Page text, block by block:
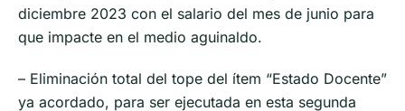
diciembre 2023 con el salario del mes de junio para
que impacte en el medio aguinaldo.
– Eliminación total del tope del ítem “Estado Docente”
ya acordado, para ser ejecutada en esta segunda